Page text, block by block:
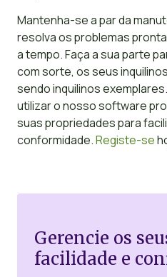
Mantenha-se a par da
resolva os problemas
a tempo. Faça a sua parte
com sorte, os seus
sendo inquilinos
utilizar o nosso software
suas propriedades para
conformidade.Registe-se
Gerencie os
facilidade e